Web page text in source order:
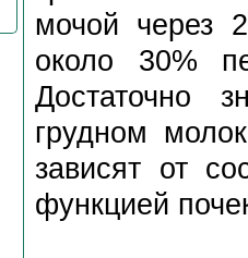
мочой через
около 30%
Достаточно
грудном
зависят от
функцией